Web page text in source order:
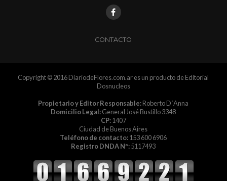
CONTACTO
Copyright © 2016 DiariodeFlores.com.ar es un producto de Editorial
Dosnucleos
Propietario y Editor Responsable:Roberto D´Anna
Domicilio Legal:General José Bustillo 3348
CP:1407
Ciudad de Buenos Aires
Teléfono de contacto:153 600 6906
Registro DNDA Nº:5117493